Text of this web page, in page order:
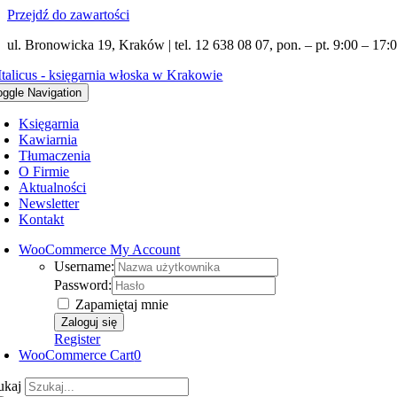
Przejdź do zawartości
ul. Bronowicka 19, Kraków | tel. 12 638 08 07, pon. – pt. 9:00 –
Navigation
Księgarnia
Kawiarnia
Tłumaczenia
O Firmie
Aktualności
Newsletter
Kontakt
WooCommerce My Account
Username:
Password:
Zapamiętaj mnie
Register
WooCommerce Cart0